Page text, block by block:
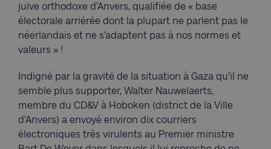
juive orthodoxe d’Anvers, qualifiée de « base
électorale arriérée dont la plupart ne parlent pas le
néerlandais et ne s’adaptent pas à nos normes et
valeurs » !
Indigné par la gravité de la situation à Gaza qu’il ne
semble plus supporter, Walter Nauwelaerts,
membre du CD&V à Hoboken (district de la Ville
d’Anvers) a envoyé environ dix courriers
électroniques très virulents au Premier ministre